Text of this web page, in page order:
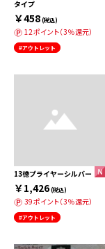
タイプ
￥458(税込)
12ポイント（3％還元）
#アウトレット
13徳プライヤーシルバー
￥1,426(税込)
39ポイント（3％還元）
#アウトレット